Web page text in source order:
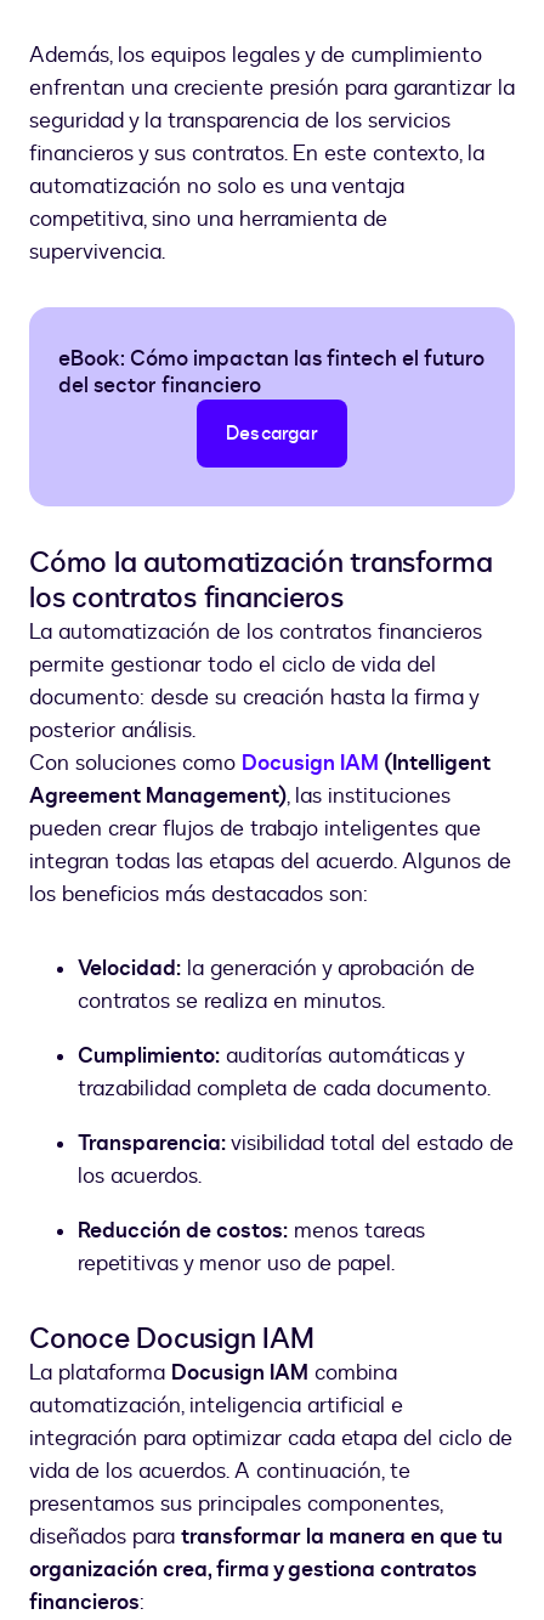
Además, los equipos legales y de cumplimiento
enfrentan una creciente presión para garantizar la
seguridad y la transparencia de los servicios
financieros y sus contratos. En este contexto, la
automatización no solo es una ventaja
competitiva, sino una herramienta de
supervivencia.
eBook: Cómo impactan las fintech el futuro
del sector financiero
Descargar
Cómo la automatización transforma
los contratos financieros
La automatización de los contratos financieros
permite gestionar todo el ciclo de vida del
documento: desde su creación hasta la firma y
posterior análisis.
Con soluciones como Docusign IAM (Intelligent
Agreement Management), las instituciones
pueden crear flujos de trabajo inteligentes que
integran todas las etapas del acuerdo. Algunos de
los beneficios más destacados son:
Velocidad: la generación y aprobación de
contratos se realiza en minutos.
Cumplimiento: auditorías automáticas y
trazabilidad completa de cada documento.
Transparencia:visibilidad total del estado de
los acuerdos.
Reducción de costos: menos tareas
repetitivas y menor uso de papel.
Conoce Docusign IAM
La plataforma Docusign IAM combina
automatización, inteligencia artificial e
integración para optimizar cada etapa del ciclo de
vida de los acuerdos. A continuación, te
presentamos sus principales componentes,
diseñados para transformar la manera en que tu
organización crea, firma y gestiona contratos
financieros: